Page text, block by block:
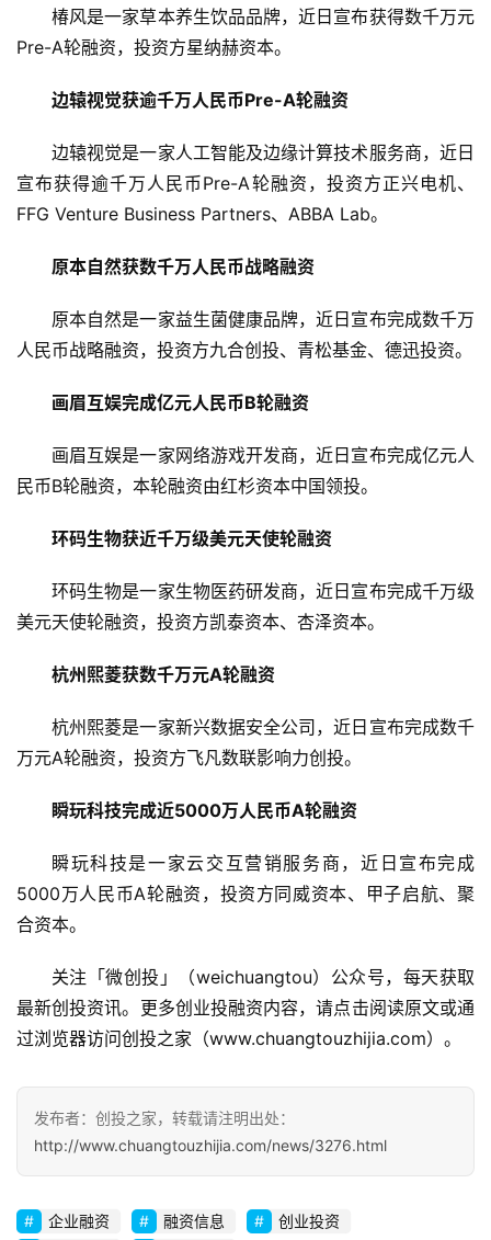
察
业
据
院
登录 注册
投稿
椿风是一家草本养生饮品品牌，近日宣布获得数千万元
Pre-A轮融资，投资方星纳赫资本。
边辕视觉获逾千万人民币Pre-A轮融资
边辕视觉是一家人工智能及边缘计算技术服务商，近日
宣布获得逾千万人民币Pre-A轮融资，投资方正兴电机、
FFG Venture Business Partners、ABBA Lab。
原本自然获数千万人民币战略融资
原本自然是一家益生菌健康品牌，近日宣布完成数千万
人民币战略融资，投资方九合创投、青松基金、德迅投资。
画眉互娱完成亿元人民币B轮融资
画眉互娱是一家网络游戏开发商，近日宣布完成亿元人
民币B轮融资，本轮融资由红杉资本中国领投。
环码生物获近千万级美元天使轮融资
环码生物是一家生物医药研发商，近日宣布完成千万级
美元天使轮融资，投资方凯泰资本、杏泽资本。
杭州熙菱获数千万元A轮融资
杭州熙菱是一家新兴数据安全公司，近日宣布完成数千
万元A轮融资，投资方飞凡数联影响力创投。
瞬玩科技完成近5000万人民币A轮融资
瞬玩科技是一家云交互营销服务商，近日宣布完成
5000万人民币A轮融资，投资方同威资本、甲子启航、聚
合资本。
关注「微创投」（weichuangtou）公众号，每天获取
最新创投资讯。更多创业投融资内容，请点击阅读原文或通
过浏览器访问创投之家（www.chuangtouzhijia.com）。
发布者：创投之家，转载请注明出处：
http://www.chuangtouzhijia.com/news/3276.html
企业融资 融资信息
创业投资